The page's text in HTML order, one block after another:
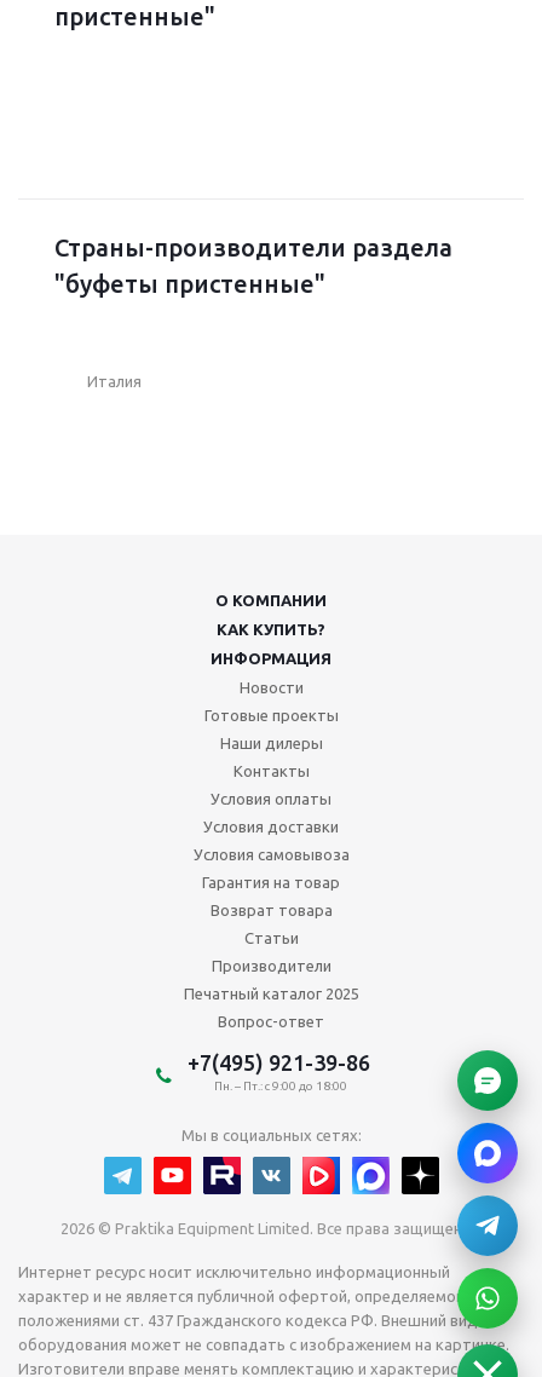
пристенные"
Страны-производители раздела
"буфеты пристенные"
Италия
О КОМПАНИИ
КАК КУПИТЬ?
ИНФОРМАЦИЯ
Новости
Готовые проекты
Наши дилеры
Контакты
Условия оплаты
Условия доставки
Условия самовывоза
Гарантия на товар
Возврат товара
Статьи
Производители
Печатный каталог 2025
Вопрос-ответ
+7(495) 921-39-86
Пн. – Пт.: с 9:00 до 18:00
Мы в социальных сетях:
2026 © Praktika Equipment Limited. Все права защищены.
Интернет ресурс носит исключительно информационный
характер и не является публичной офертой, определяемой
положениями ст. 437 Гражданского кодекса РФ. Внешний вид
оборудования может не совпадать с изображением на картинке.
Изготовители вправе менять комплектацию и характеристики